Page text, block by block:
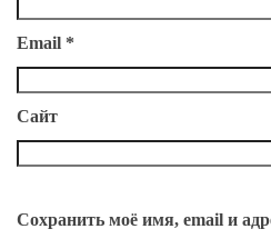
Email *
Сайт
Сохранить моё имя, email и